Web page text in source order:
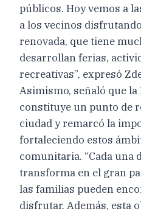
públicos. Hoy vemos a
a los vecinos
renovada, que tiene
desarrollan ferias,
recreativas”, expresó
Asimismo, señaló que la
constituye un punto de
ciudad y remarcó la
fortaleciendo estos
comunitaria. “Cada una
transforma en el gran
las familias pueden
disfrutar. Además, esta